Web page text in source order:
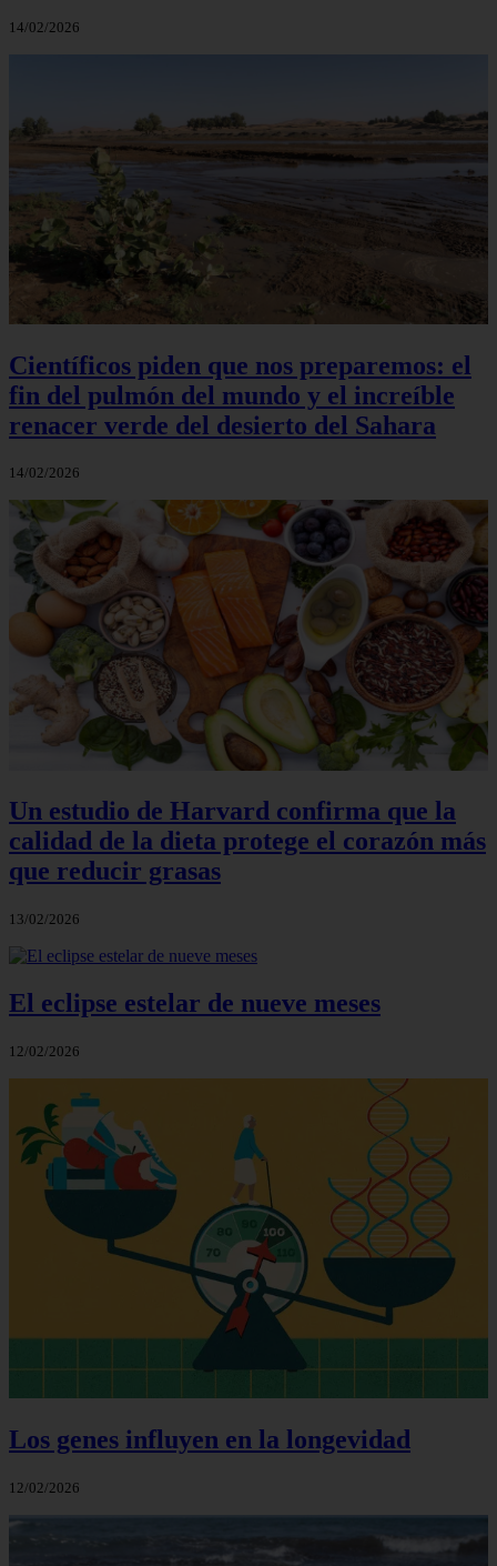
14/02/2026
Científicos piden que nos preparemos: el
fin del pulmón del mundo y el increíble
renacer verde del desierto del Sahara
14/02/2026
Un estudio de Harvard confirma que la
calidad de la dieta protege el corazón más
que reducir grasas
13/02/2026
El eclipse estelar de nueve meses
12/02/2026
Los genes influyen en la longevidad
12/02/2026